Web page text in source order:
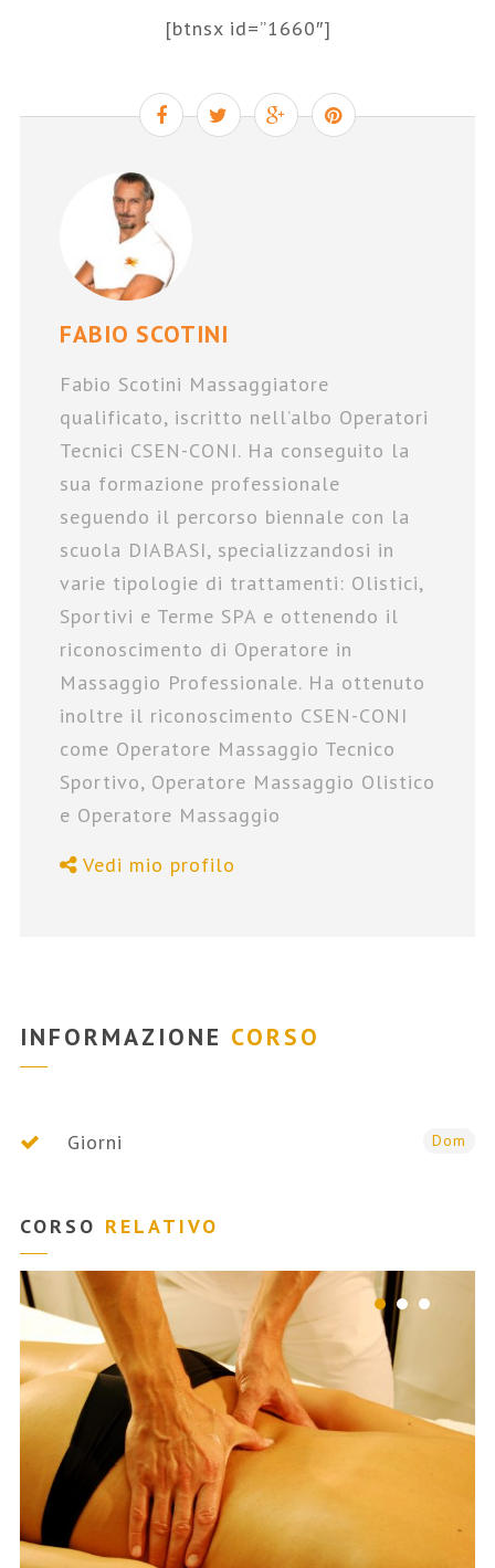
[btnsx id=”1660″]
FABIO SCOTINI
Fabio Scotini Massaggiatore
qualificato, iscritto nell’albo Operatori
Tecnici CSEN-CONI. Ha conseguito la
sua formazione professionale
seguendo il percorso biennale con la
scuola DIABASI, specializzandosi in
varie tipologie di trattamenti: Olistici,
Sportivi e Terme SPA e ottenendo il
riconoscimento di Operatore in
Massaggio Professionale. Ha ottenuto
inoltre il riconoscimento CSEN-CONI
come Operatore Massaggio Tecnico
Sportivo, Operatore Massaggio Olistico
e Operatore Massaggio
Vedi mio profilo
INFORMAZIONE CORSO
Giorni Dom
CORSO RELATIVO